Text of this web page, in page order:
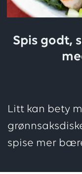
Spis godt,
Litt kan bety
spise mer